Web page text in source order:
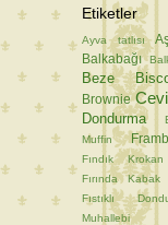
Etiketler
Ayva tatlısı
Balkabağı
Beze
Brownie
Dondurma
Muffin
Fındık Krokan
Fırında Kabak
Fıstıklı
Muhallebi